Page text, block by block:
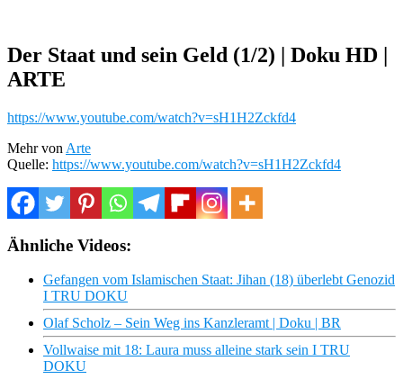
Der Staat und sein Geld (1/2) | Doku HD |
ARTE
https://www.youtube.com/watch?v=sH1H2Zckfd4
Mehr von Arte
Quelle: https://www.youtube.com/watch?v=sH1H2Zckfd4
Ähnliche Videos:
Gefangen vom Islamischen Staat: Jihan (18) überlebt Genozid
I TRU DOKU
Olaf Scholz – Sein Weg ins Kanzleramt | Doku | BR
Vollwaise mit 18: Laura muss alleine stark sein I TRU
DOKU